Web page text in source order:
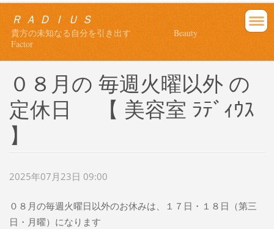
Ｒ Ａ Ｄ Ｉ Ｕ Ｓ
貴方の未知なる自分を引き出す Beauty
Factor
０８月の 毎週火曜以外 の
定休日 【 美容室 ﾗﾃﾞｨｳｽ
】
2025年07月23日 09:00
０８月の毎週火曜日以外のお休みは、１７日・１８日（第三
日・月曜）になります